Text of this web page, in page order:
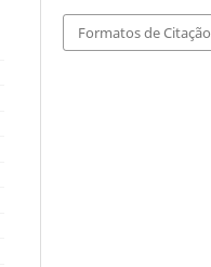
Formatos de Citação